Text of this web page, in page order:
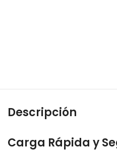
Descripción
Carga Rápida y